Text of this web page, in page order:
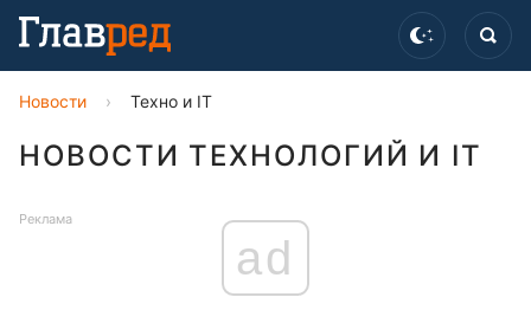
Новости › Техно и IT
НОВОСТИ ТЕХНОЛОГИЙ И IT
Реклама
ad